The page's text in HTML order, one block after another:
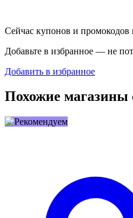
Сейчас купонов и промокодов
Добавьте в избранное — не
Добавить в избранное
Похожие магазины